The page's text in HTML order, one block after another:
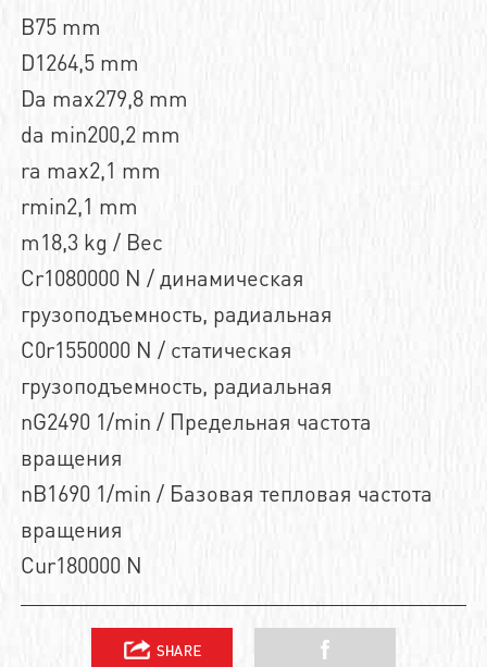
B75 mm
D1264,5 mm
Da max279,8 mm
da min200,2 mm
ra max2,1 mm
rmin2,1 mm
m18,3 kg / Вес
Cr1080000 N / динамическая
грузоподъемность, радиальная
C0r1550000 N / статическая
грузоподъемность, радиальная
nG2490 1/min / Предельная частота
вращения
nB1690 1/min / Базовая тепловая частота
вращения
Cur180000 N